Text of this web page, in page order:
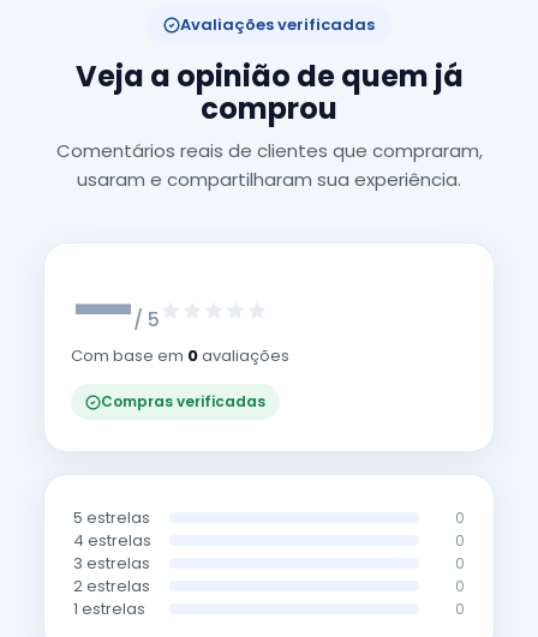
Avaliações verificadas
Veja a opinião de quem já
comprou
Comentários reais de clientes que compraram,
usaram e compartilharam sua experiência.
—/ 5
Com base em 0avaliações
Compras verificadas
5 estrelas 0
4 estrelas 0
3 estrelas 0
2 estrelas 0
1 estrelas 0